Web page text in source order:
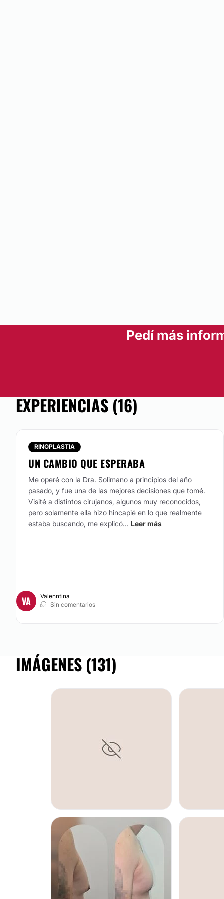
Pedí más
EXPERIENCIAS (16)
RINOPLASTIA
UN CAMBIO QUE ESPERABA
Me operé con la Dra. Solimano a principios del año
pasado, y fue una de las mejores decisiones que tomé.
Visité a distintos cirujanos, algunos muy reconocidos,
pero solamente ella hizo hincapié en lo que realmente
estaba buscando, me explicó... Leer más
VA
Valenntina
Sin comentarios
IMÁGENES (131)